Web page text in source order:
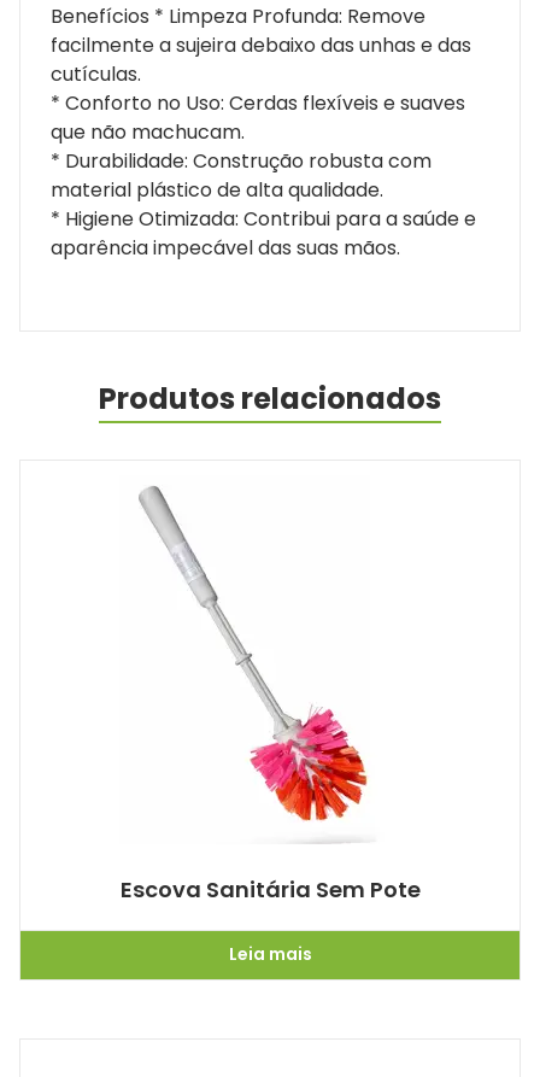
Benefícios * Limpeza Profunda: Remove
facilmente a sujeira debaixo das unhas e das
cutículas.
* Conforto no Uso: Cerdas flexíveis e suaves
que não machucam.
* Durabilidade: Construção robusta com
material plástico de alta qualidade.
* Higiene Otimizada: Contribui para a saúde e
aparência impecável das suas mãos.
Produtos relacionados
Escova Sanitária Sem Pote
Leia mais